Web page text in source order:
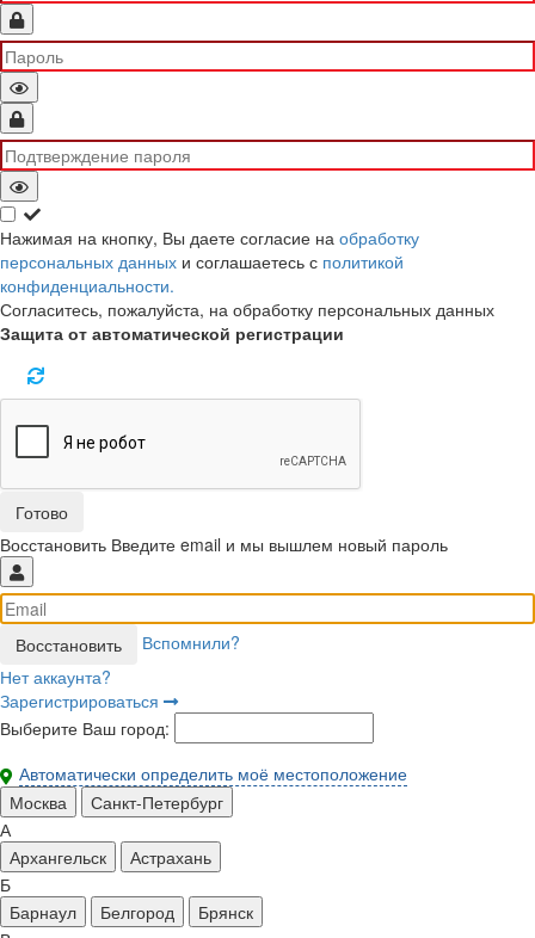
Нажимая на кнопку, Вы даете согласие на обработку
персональных данных и соглашаетесь с политикой
конфиденциальности.
Согласитесь, пожалуйста, на обработку персональных данных
Защита от автоматической регистрации
Восстановить Введите email и мы вышлем новый пароль
Вспомнили?
Нет аккаунта?
Зарегистрироваться
Выберите Ваш город:
Автоматически определить моё местоположение
Москва
Санкт-Петербург
А
Архангельск
Астрахань
Б
Барнаул
Белгород
Брянск